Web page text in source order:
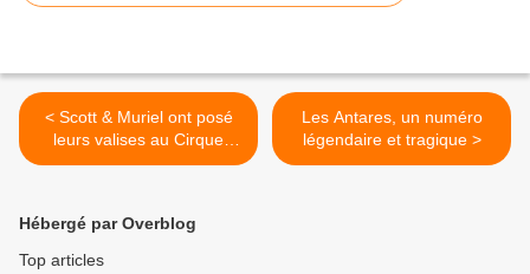
< Scott & Muriel ont posé
leurs valises au Cirque
d’Hiver
Les Antares, un numéro
légendaire et tragique >
Hébergé par Overblog
Top articles